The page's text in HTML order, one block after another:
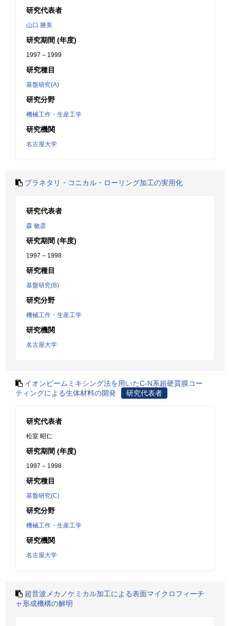
研究代表者
山口 勝美
研究期間 (年度)
1997 – 1999
研究種目
基盤研究(A)
研究分野
機械工作・生産工学
研究機関
名古屋大学
プラネタリ・コニカル・ローリング加工の実用化
研究代表者
森 敏彦
研究期間 (年度)
1997 – 1998
研究種目
基盤研究(B)
研究分野
機械工作・生産工学
研究機関
名古屋大学
イオンビームミキシング法を用いたC-N系超硬質膜コー
ティングによる生体材料の開発
研究代表者
研究代表者
松室 昭仁
研究期間 (年度)
1997 – 1998
研究種目
基盤研究(C)
研究分野
機械工作・生産工学
研究機関
名古屋大学
超音波メカノケミカル加工による表面マイクロフィーチ
ャ形成機構の解明